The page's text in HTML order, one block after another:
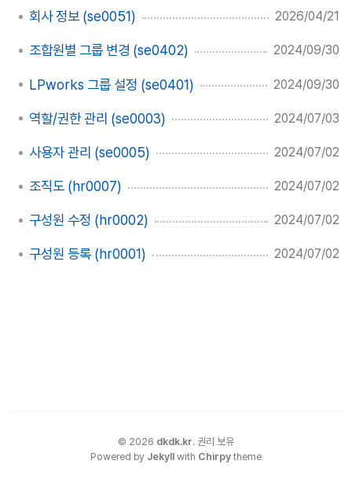
회사 정보 (se0051) 2026/04/21
조합원별 그룹 변경 (se0402) 2024/09/30
LPworks 그룹 설정 (se0401) 2024/09/30
역할/권한 관리 (se0003) 2024/07/03
사용자 관리 (se0005) 2024/07/02
조직도 (hr0007) 2024/07/02
구성원 수정 (hr0002) 2024/07/02
구성원 등록 (hr0001) 2024/07/02
© 2026 dkdk.kr. 권리 보유
Powered by Jekyll with Chirpy theme